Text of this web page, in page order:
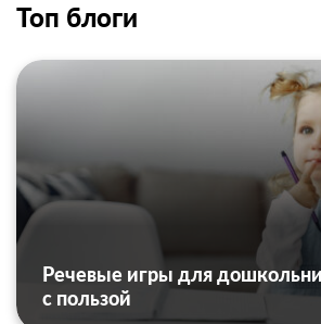
Топ блоги
Речевые игры для
с пользой